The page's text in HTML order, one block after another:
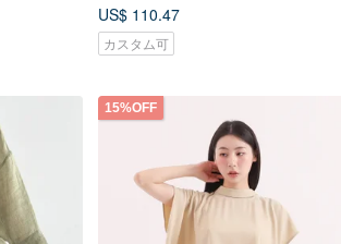
US$ 110.47
カスタム可
15%OFF